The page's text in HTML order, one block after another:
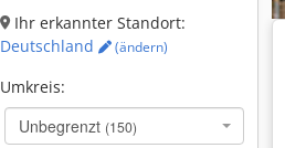
Ihr erkannter Standort:
Deutschland
(ändern)
Umkreis:
Unbegrenzt (150)